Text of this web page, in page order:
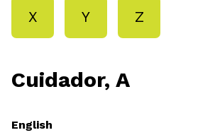
X Y Z
Cuidador, A
English